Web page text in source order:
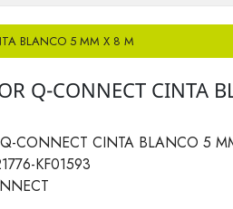
BLANCO 5 MM X 8 M
Q-CONNECT CINTA
CONNECT CINTA BLANCO 5
KF01593